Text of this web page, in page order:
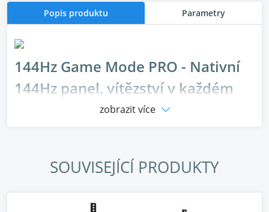
Popis produktu Parametry
144Hz Game Mode PRO - Nativní
144Hz panel, vítězství v každém
PRO s integrovaným herním panelem, rozlučte se se
zobrazit více
SOUVISEJÍCÍ PRODUKTY